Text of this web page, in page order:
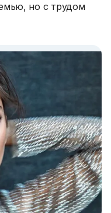
но с трудом